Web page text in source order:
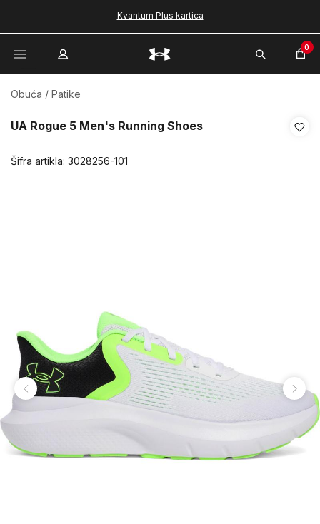
Kvantum Plus kartica
0
Obuća Patike
UA Rogue 5 Men's Running Shoes
Šifra artikla: 3028256-101